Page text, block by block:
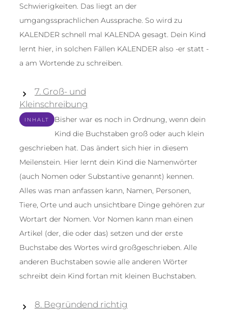
Schwierigkeiten. Das liegt an der
umgangssprachlichen Aussprache. So wird zu
KALENDER schnell mal KALENDA gesagt. Dein Kind
lernt hier, in solchen Fällen KALENDER also -er statt -
a am Wortende zu schreiben.
7. Groß- und
Kleinschreibung
INHALT
Bisher war es noch in Ordnung, wenn dein
Kind die Buchstaben groß oder auch klein
geschrieben hat. Das ändert sich hier in diesem
Meilenstein. Hier lernt dein Kind die Namenwörter
(auch Nomen oder Substantive genannt) kennen.
Alles was man anfassen kann, Namen, Personen,
Tiere, Orte und auch unsichtbare Dinge gehören zur
Wortart der Nomen. Vor Nomen kann man einen
Artikel (der, die oder das) setzen und der erste
Buchstabe des Wortes wird großgeschrieben. Alle
anderen Buchstaben sowie alle anderen Wörter
schreibt dein Kind fortan mit kleinen Buchstaben.
8. Begründend richtig